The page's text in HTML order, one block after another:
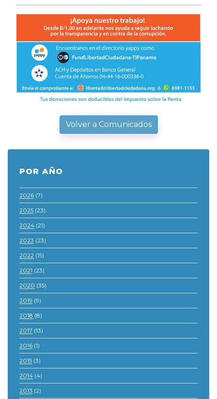
Volver a Comunicados
POR AÑO
2026 (7)
2025 (23)
2024 (21)
2023 (23)
2022 (15)
2021 (23)
2020 (35)
2019 (9)
2018 (8)
2017 (13)
2016 (1)
2015 (3)
2014 (4)
2013 (2)